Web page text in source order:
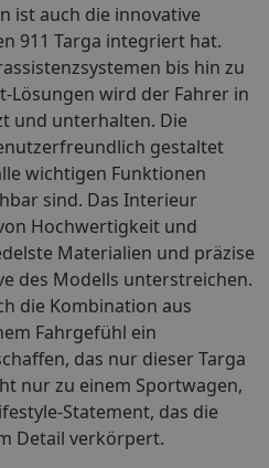
ist auch die innovative
911 Targa integriert hat.
bis hin zu
wird der Fahrer in
und unterhalten. Die
gestaltet
wichtigen Funktionen
sind. Das Interieur
Hochwertigkeit und
Materialien und präzise
des Modells unterstreichen.
die Kombination aus
Fahrgefühl ein
das nur dieser Targa
nur zu einem Sportwagen,
Statement, das die
Detail verkörpert.